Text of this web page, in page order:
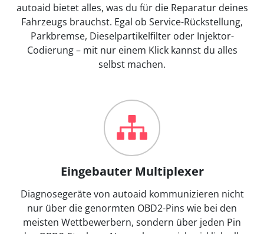
autoaid bietet alles, was du für die Reparatur deines
Fahrzeugs brauchst. Egal ob Service-Rückstellung,
Parkbremse, Dieselpartikelfilter oder Injektor-
Codierung – mit nur einem Klick kannst du alles
selbst machen.
Eingebauter Multiplexer
Diagnosegeräte von autoaid kommunizieren nicht
nur über die genormten OBD2-Pins wie bei den
meisten Wettbewerbern, sondern über jeden Pin